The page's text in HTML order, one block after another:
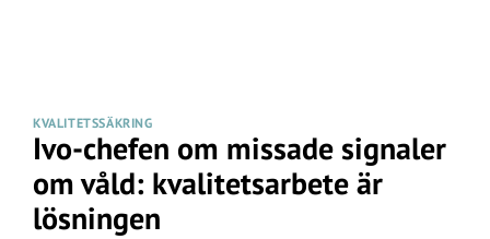
KVALITETSSÄKRING
Ivo-chefen om missade signaler
om våld: kvalitetsarbete är
lösningen